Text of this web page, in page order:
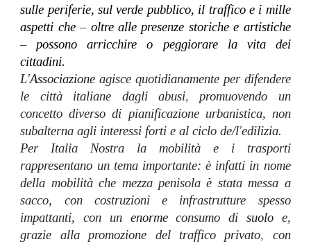
sulle periferie, sul verde pubblico, il traffico e i mille
aspetti che – oltre alle presenze storiche e artistiche
– possono arricchire o peggiorare la vita dei
cittadini.
L'Associazioneagisce quotidianamente per difendere
le città italiane dagli abusi, promuovendo un
concetto diverso di pianificazione urbanistica, non
subalterna agli interessi forti e al ciclo de/l'edilizia.
Per Italia Nostra la mobilità e i trasporti
rappresentano un tema importante: è infatti in nome
della mobilità che mezza penisola è stata messa a
sacco, con costruzioni e infrastrutture spesso
impattanti, con un enormeconsumo di suolo e,
grazie alla promozione del traffico privato, con